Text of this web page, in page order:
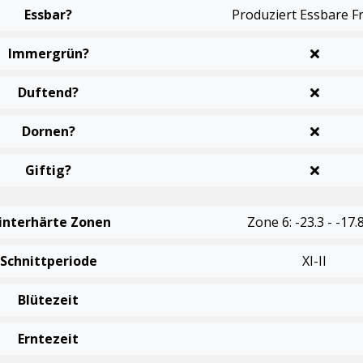
Essbar? Produziert Essbare
Immergrün?
Duftend?
Dornen?
Giftig?
Zonen Zone 6: -23.3 - -
Schnittperiode XI-II
Blütezeit
Erntezeit